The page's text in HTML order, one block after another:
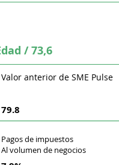
/ 73,6
79.8
Pagos de impuestos
Al volumen de negocios
Valor anterior de SME Pulse